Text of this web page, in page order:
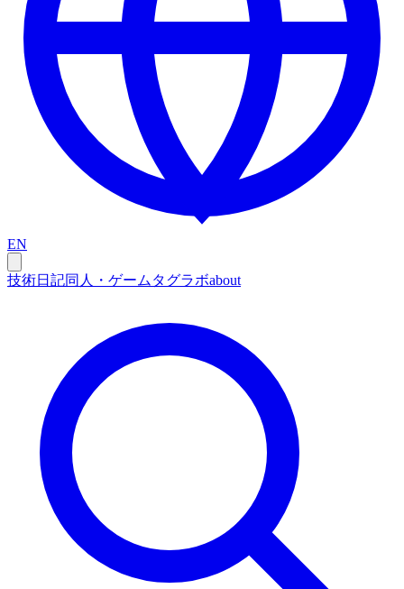
EN
技術日記同人・ゲーム タグラボabout